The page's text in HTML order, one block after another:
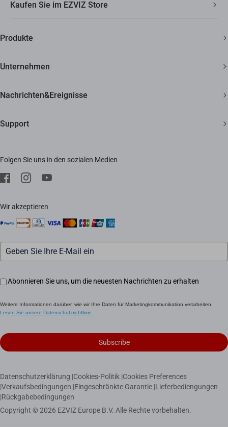
Kaufen Sie im EZVIZ Store
30 Tage Geld-zurück-Garantie
Produkte
Unternehmen
Bezugsquellen
Nachrichten&Ereignisse
Support
Herunterladen
Kundendienst
Folgen Sie uns in den sozialen Medien
Wir akzeptieren
Abonnieren Sie uns, um die neuesten Nachrichten zu erhalten
Weitere Informationen darüber, wie wir Ihre Daten für Marketingkommunikation verarbeiten.
Lesen Sie unsere Datenschutzrichtlinie.
Subscribe
Datenschutzerklärung |Cookies-Politik |Cookies Preferences
|Verkaufsbedingungen |Eingeschränkte Garantie |Lieferbediengungen
|Rückgabebedingungen
Copyright © 2026 EZVIZ Europe B.V. Alle Rechte vorbehalten.